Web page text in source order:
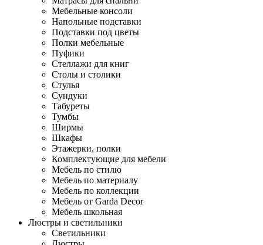
Мебельные консоли
Напольные подставки
Подставки под цветы
Полки мебельные
Пуфики
Стеллажи для книг
Столы и столики
Стулья
Сундуки
Табуреты
Тумбы
Ширмы
Шкафы
Этажерки, полки
Комплектующие для мебели
Мебель по стилю
Мебель по материалу
Мебель по коллекции
Мебель от Garda Decor
Мебель школьная
Люстры и светильники
Светильники